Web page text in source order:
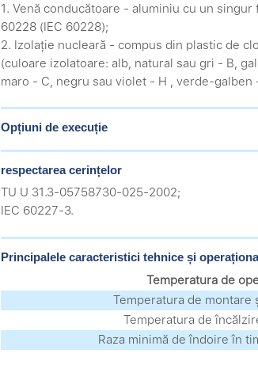
1. Venă conducătoare - aluminiu cu un
60228 (IEC 60228);
2. Izolație nucleară - compus din plastic de
(culoare izolatoare: alb, natural sau gri - B,
maro - C, negru sau violet - H , verde-galben
Opțiuni de execuție
respectarea cerințelor
TU U 31.3-05758730-025-2002;
IEC 60227-3.
Principalele caracteristici tehnice și
Temperatura de
Temperatura de montare
Temperatura de
Raza minimă de îndoire în